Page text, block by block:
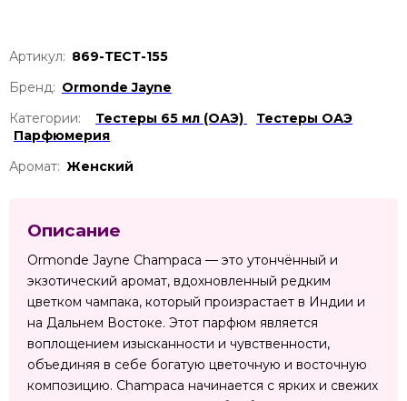
Артикул: 869-ТЕСТ-155
Бренд: Ormonde Jayne
Категории:
Тестеры 65 мл (ОАЭ)
Тестеры ОАЭ
Парфюмерия
Аромат: Женский
Описание
Ormonde Jayne Champaca — это утончённый и
экзотический аромат, вдохновленный редким
цветком чампака, который произрастает в Индии и
на Дальнем Востоке. Этот парфюм является
воплощением изысканности и чувственности,
объединяя в себе богатую цветочную и восточную
композицию. Champaca начинается с ярких и свежих